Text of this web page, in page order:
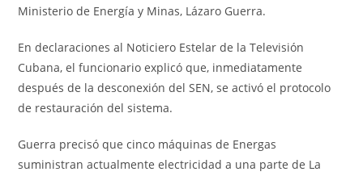
Ministerio de Energía y Minas, Lázaro Guerra.
En declaraciones al Noticiero Estelar de la Televisión
Cubana, el funcionario explicó que, inmediatamente
después de la desconexión del SEN, se activó el protocolo
de restauración del sistema.
Guerra precisó que cinco máquinas de Energas
suministran actualmente electricidad a una parte de La